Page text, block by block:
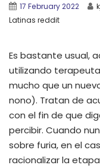
17 February 2022
Latinas reddit
Es bastante usual,
utilizando
mucho que un
nono). Tratan de
con el fin de que
percibir. Cuando
sobre furia, en el
racionalizar la